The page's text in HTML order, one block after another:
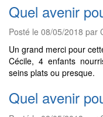
Quel avenir
Posté le 08/05/2018 par
Un grand merci pour
Cécile, 4 enfants
seins plats ou presque.
Quel avenir